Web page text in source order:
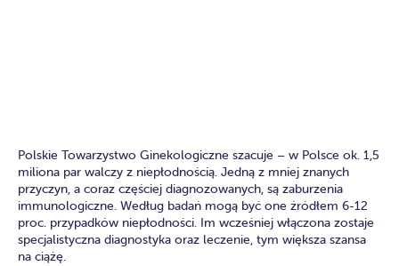
Polskie Towarzystwo Ginekologiczne szacuje – w Polsce ok. 1,5
miliona par walczy z niepłodnością. Jedną z mniej znanych
przyczyn, a coraz częściej diagnozowanych, są zaburzenia
immunologiczne. Według badań mogą być one źródłem 6-12
proc. przypadków niepłodności. Im wcześniej włączona zostaje
specjalistyczna diagnostyka oraz leczenie, tym większa szansa
na ciążę.